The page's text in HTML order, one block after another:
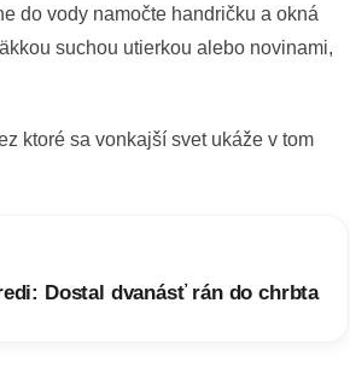
do vody namočte handričku a okná
suchou utierkou alebo novinami,
ktoré sa vonkajší svet ukáže v tom
Dostal dvanásť rán do chrbta